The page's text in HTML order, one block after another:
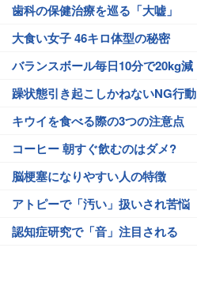
歯科の保健治療を巡る「大嘘」
大食い女子 46キロ体型の秘密
バランスボール毎日10分で20kg減
躁状態引き起こしかねないNG行動
キウイを食べる際の3つの注意点
コーヒー 朝すぐ飲むのはダメ?
脳梗塞になりやすい人の特徴
アトピーで「汚い」扱いされ苦悩
認知症研究で「音」注目される